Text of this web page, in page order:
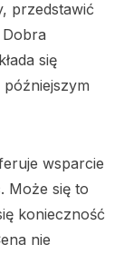
przedstawić
się
wsparcie
Może się to
konieczność
nie